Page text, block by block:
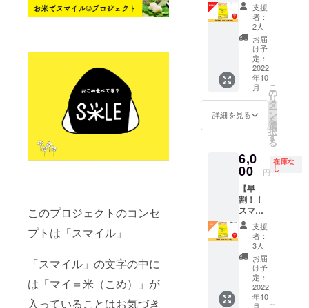
このプロジェクトのコンセ
プトは「スマイル」
「スマイル」の文字の中に
は「マイ＝米（こめ）」が
入っていることはお気づき
原料米)
２）発
起人 福
田幸恵
からの
お礼の
お手紙
３）オ
リジナ
テッ
カー
カー》
・サイ
ズ：
6cm×1
2cm ・
デザイ
ンは現
在準備
中で
す。 ※5
名さま
限定で
す。 ※
送料込
１）ス
マイル
米 20kg
（コシ
ヒカ
リ）：
栃木県
産(単一
原料米)
起人 福
田幸恵
お手紙
３）オ
リジナ
ルス
テッ
カー
《ス
テッ
カー》
・サイ
ズ：
6cm×1
2cm ・
デザイ
を届け
ます。
精米の
状態を
標準・
上白・
無洗米
の3種類
からお
選びい
ただけ
取り除
いた一
般的な
白米で
す。 上
白：標
準より
ヌカを
多めに
削った
白いお
米で
す。 無
洗米：
お米と
の違い
をぜひ
感じて
みてほ
しいで
す。 思
わず笑
顔に
なっ
ちゃう
で、毎
日の食
事に
ハッ
ピース
マイル
を届け
ます。
精米の
状態を
標準・
上白・
無洗米
の3種類
10kg
（コシ
ヒカ
リ）】
1000円
お得！
迷った
らこ
れ。一
人暮ら
しでも
家族と
も満足
な、10
㎏をお
届
け！！
思わず
笑顔に
なっ
ちゃう
ような
美味し
いお米
で、毎
日の食
支援
者：
2人
お届
け予
定：
2022
年10
月
詳細を見る
こ
の
リ
タ
ー
ン
を
選
択
す
る
6,0
00 円
在庫な
し
【早
割！！
スマイ
ル米
10kg
（コシ
ヒカ
リ）】
500円お
得！
迷った
支援
者：
3人
お届
け予
定：
2022
年10
月